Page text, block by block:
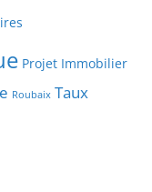
Projet Immobilier
Roubaix Taux